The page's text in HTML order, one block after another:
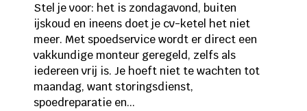
Stel je voor: het is zondagavond, buiten
ijskoud en ineens doet je cv-ketel het niet
meer. Met spoedservice wordt er direct een
vakkundige monteur geregeld, zelfs als
iedereen vrij is. Je hoeft niet te wachten tot
maandag, want storingsdienst,
spoedreparatie en...